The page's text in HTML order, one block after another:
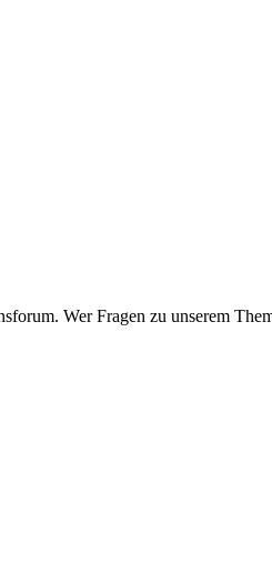
Wer Fragen zu unserem